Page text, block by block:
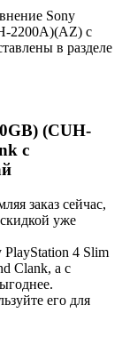
Sony
2200A)(AZ) с
в разделе
(CUH-
с
заказ сейчас,
уже
4 Slim
Clank, а с
его для